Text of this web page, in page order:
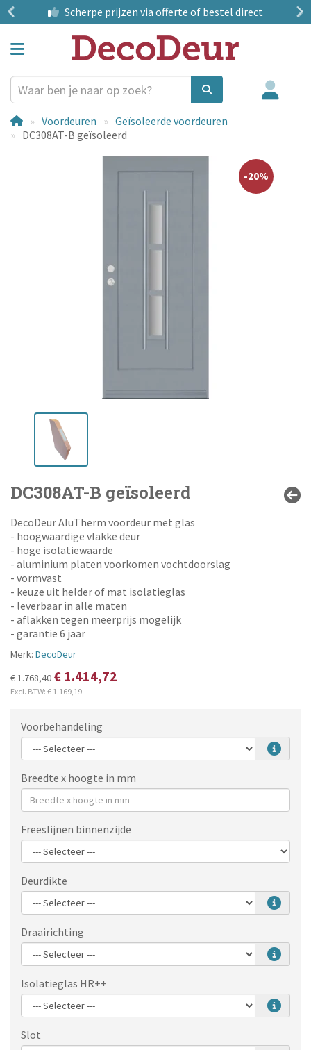
Scherpe prijzen via offerte of bestel direct
Voordeuren
Geïsoleerde voordeuren
DC308AT-B geïsoleerd
-20%
DC308AT-B geïsoleerd
DecoDeur AluTherm voordeur met glas
- hoogwaardige vlakke deur
- hoge isolatiewaarde
- aluminium platen voorkomen vochtdoorslag
- vormvast
- keuze uit helder of mat isolatieglas
- leverbaar in alle maten
- aflakken tegen meerprijs mogelijk
- garantie 6 jaar
Merk: DecoDeur
€ 1.768,40 € 1.414,72
Excl. BTW: € 1.169,19
Voorbehandeling
Breedte x hoogte in mm
Freeslijnen binnenzijde
Deurdikte
Draairichting
Isolatieglas HR++
Slot